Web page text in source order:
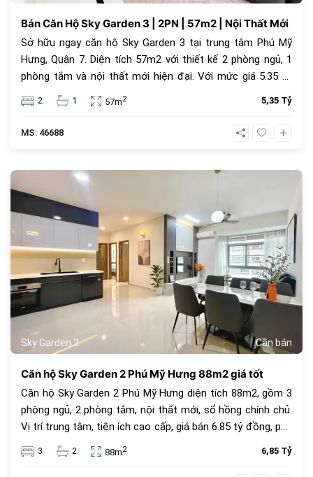
Bán Căn Hộ Sky Garden 3 | 2PN | 57m2 | Nội Thất Mới
Sở hữu ngay căn hộ Sky Garden 3 tại trung tâm Phú Mỹ
Hưng, Quận 7. Diện tích 57m2 với thiết kế 2 phòng ngủ, 1
phòng tắm và nội thất mới hiện đại. Với mức giá 5.35 tỷ
đồng, đây là lựa chọn an cư lý tưởng hoặc đầu tư cho
thuê sinh lời cao trong cộng đồng văn minh.
2 1 57m2 5,35 Tỷ
MS: 46688
Sky Garden 2 Cần bán
Căn hộ Sky Garden 2 Phú Mỹ Hưng 88m2 giá tốt
Căn hộ Sky Garden 2 Phú Mỹ Hưng diện tích 88m2, gồm 3
phòng ngủ, 2 phòng tắm, nội thất mới, sổ hồng chính chủ.
Vị trí trung tâm, tiện ích cao cấp, giá bán 6.85 tỷ đồng, phù
hợp để ở hoặc đầu tư.
3 2 88m2 6,85 Tỷ